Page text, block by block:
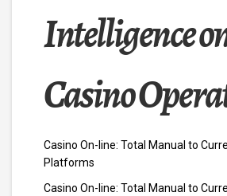
Intelligence
Casino
Casino On-line: Total Manual to
Platforms
Casino On-line: Total Manual to